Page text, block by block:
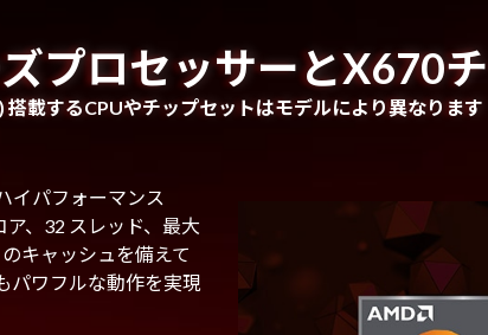
プロセッサーとX670
載するCPUやチップセットはモデルにより異なります
イパフォーマンス
ア、32 スレッド、最大
キャッシュを備えて
パワフルな動作を実現